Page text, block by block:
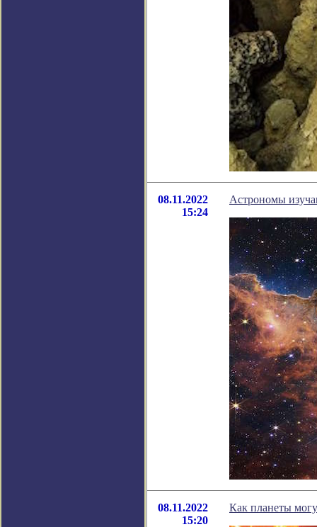
08.11.2022
15:24
Астрономы
08.11.2022
15:20
Как планеты